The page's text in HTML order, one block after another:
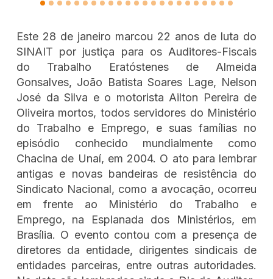
Este 28 de janeiro marcou 22 anos de luta do
SINAIT por justiça para os Auditores-Fiscais
do Trabalho Eratóstenes de Almeida
Gonsalves, João Batista Soares Lage, Nelson
José da Silva e o motorista Ailton Pereira de
Oliveira mortos, todos servidores do Ministério
do Trabalho e Emprego, e suas famílias no
episódio conhecido mundialmente como
Chacina de Unaí, em 2004. O ato para lembrar
antigas e novas bandeiras de resistência do
Sindicato Nacional, como a avocação, ocorreu
em frente ao Ministério do Trabalho e
Emprego, na Esplanada dos Ministérios, em
Brasília. O evento contou com a presença de
diretores da entidade, dirigentes sindicais de
entidades parceiras, entre outras autoridades.